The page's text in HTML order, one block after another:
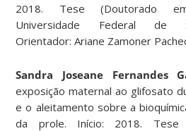
2018. Tese (Doutorado
Universidade Federal de
Orientador: Ariane Zamoner
Sandra Joseane Fernandes
exposição maternal ao glifosato
e o aleitamento sobre a
da prole. Início: 2018. Tese